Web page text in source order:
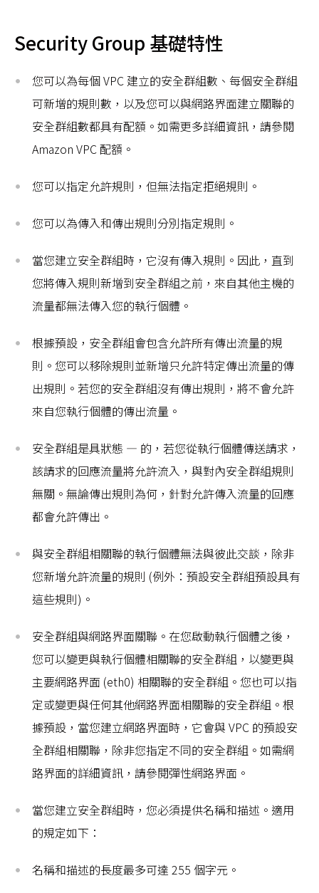
Security Group 基礎特性
您可以為每個 VPC 建立的安全群組數、每個安全群組
可新增的規則數，以及您可以與網路界面建立關聯的
安全群組數都具有配額。如需更多詳細資訊，請參閱
Amazon VPC 配額。
您可以指定允許規則，但無法指定拒絕規則。
您可以為傳入和傳出規則分別指定規則。
當您建立安全群組時，它沒有傳入規則。因此，直到
您將傳入規則新增到安全群組之前，來自其他主機的
流量都無法傳入您的執行個體。
根據預設，安全群組會包含允許所有傳出流量的規
則。您可以移除規則並新增只允許特定傳出流量的傳
出規則。若您的安全群組沒有傳出規則，將不會允許
來自您執行個體的傳出流量。
安全群組是具狀態 — 的，若您從執行個體傳送請求，
該請求的回應流量將允許流入，與對內安全群組規則
無關。無論傳出規則為何，針對允許傳入流量的回應
都會允許傳出。
與安全群組相關聯的執行個體無法與彼此交談，除非
您新增允許流量的規則 (例外：預設安全群組預設具有
這些規則)。
安全群組與網路界面關聯。在您啟動執行個體之後，
您可以變更與執行個體相關聯的安全群組，以變更與
主要網路界面 (eth0) 相關聯的安全群組。您也可以指
定或變更與任何其他網路界面相關聯的安全群組。根
據預設，當您建立網路界面時，它會與 VPC 的預設安
全群組相關聯，除非您指定不同的安全群組。如需網
路界面的詳細資訊，請參閱彈性網路界面。
當您建立安全群組時，您必須提供名稱和描述。適用
的規定如下：
名稱和描述的長度最多可達 255 個字元。